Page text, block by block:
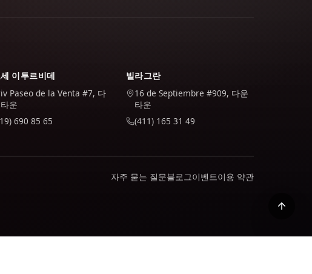
이투르비데
Paseo de la Venta #7, 다
운
690 85 65
빌라그란
16 de Septiembre #909, 다운
타운
(411) 165 31 49
자주 묻는 질문블로그이벤트이용 약관